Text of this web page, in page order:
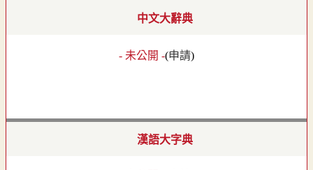
中文大辭典
- 未公開 -(申請)
漢語大字典